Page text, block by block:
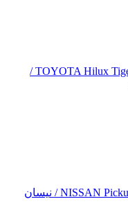
TOYOTA Hilux Tiger /
NISSAN Pickup / نیسان